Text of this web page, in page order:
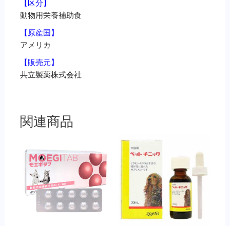
【区分】
動物用栄養補助食
【原産国】
アメリカ
【販売元】
共立製薬株式会社
関連商品